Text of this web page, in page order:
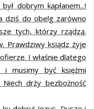
dobrym kapłanem...!
dziś do obelg zarówno
tych, którzy rządzą.
Prawdziwy ksiądz żyje
I właśnie dlatego
i musimy być księżmi
Niech drży bezbożność